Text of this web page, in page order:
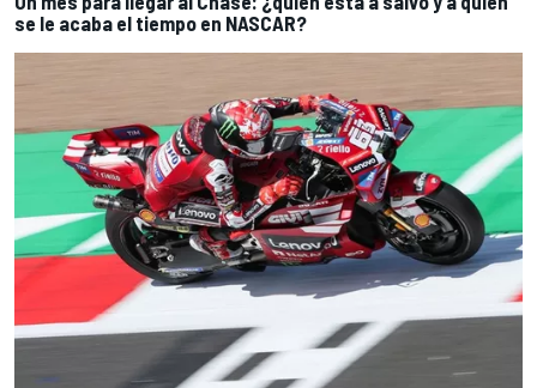
se le acaba el tiempo en NASCAR?